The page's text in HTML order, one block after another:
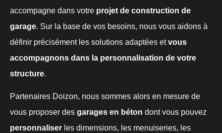
accompagne dans votre projet de construction de
garage. Sur la base de vos besoins, nous vous aidons à
définir précisément les solutions adaptées etvous
accompagnons dans la personnalisation de votre
structure.
Partenaires Doizon, nous sommes alors en mesure de
vous proposer des garages en béton dont vous pouvez
personnaliser les dimensions, les menuiseries, les